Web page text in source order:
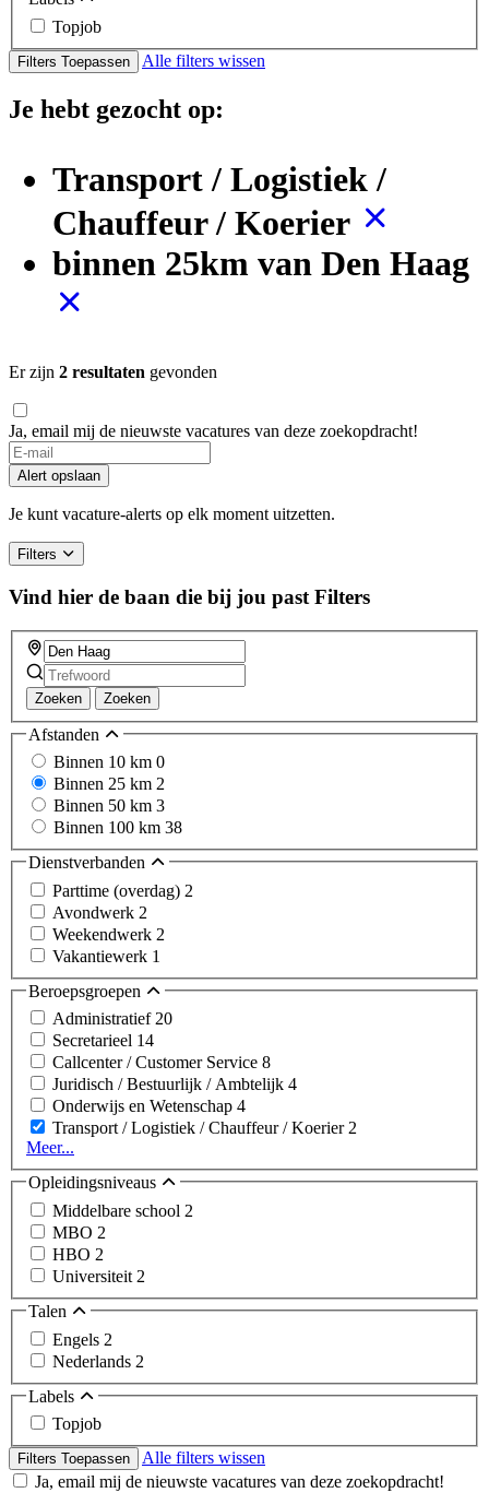
Topjob
Filters Toepassen Alle filters wissen
Je hebt gezocht op:
Transport / Logistiek /
Chauffeur / Koerier
binnen 25km van Den Haag
Er zijn 2 resultaten gevonden
Ja, email mij de nieuwste vacatures van deze zoekopdracht!
If
you
are
a
ignore
this
field
Alert opslaan
Je kunt vacature-alerts op elk moment uitzetten.
Filters
Vind hier de baan die bij jou past Filters
Zoeken Zoeken
Afstanden
Binnen 10 km 0
Binnen 25 km 2
Binnen 50 km 3
Binnen 100 km 38
Dienstverbanden
Parttime (overdag) 2
Avondwerk 2
Weekendwerk 2
Vakantiewerk 1
Beroepsgroepen
Administratief 20
Secretarieel 14
Callcenter / Customer Service 8
Juridisch / Bestuurlijk / Ambtelijk 4
Onderwijs en Wetenschap 4
Transport / Logistiek / Chauffeur / Koerier 2
Meer...
Opleidingsniveaus
Middelbare school 2
MBO 2
HBO 2
Universiteit 2
Talen
Engels 2
Nederlands 2
Labels
Topjob
Filters Toepassen
Alle filters wissen
Ja, email mij de nieuwste vacatures van deze zoekopdracht!